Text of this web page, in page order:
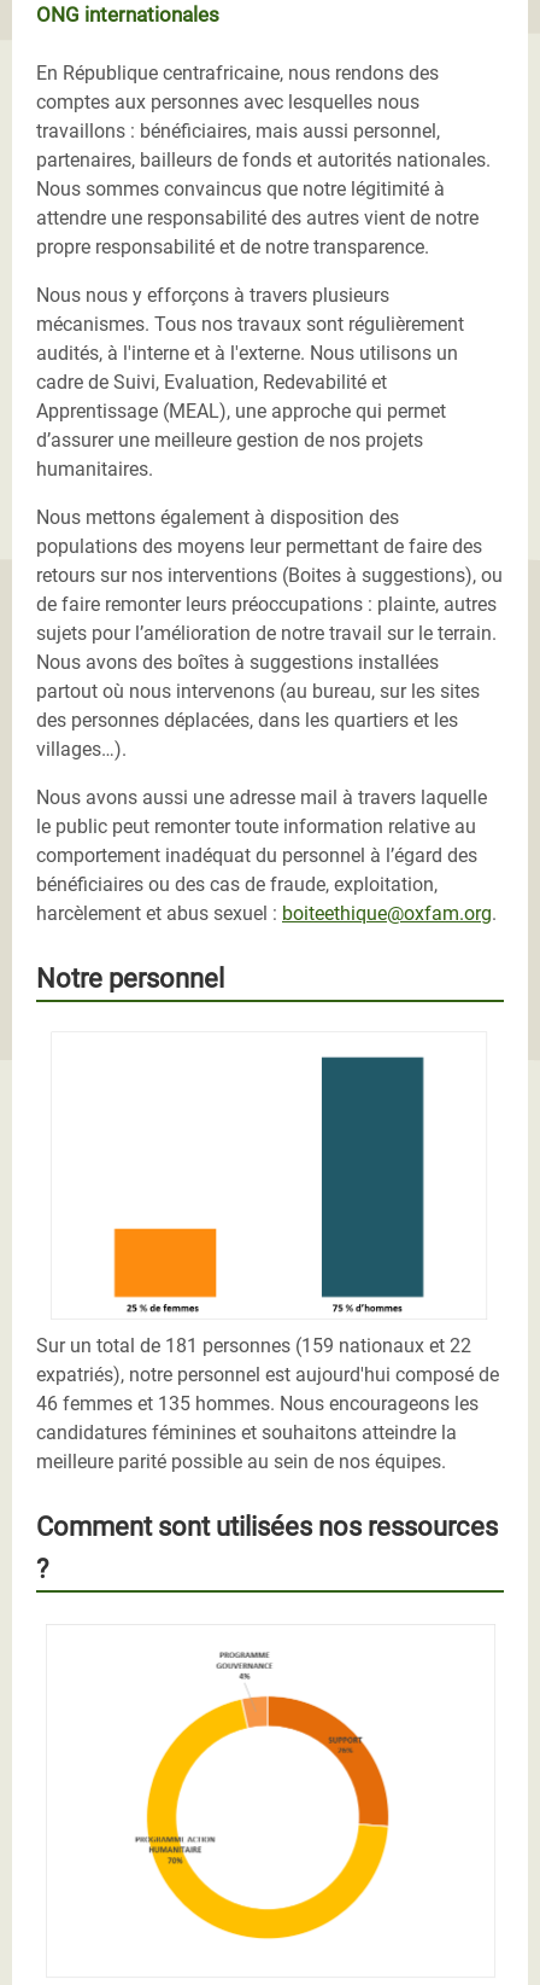
ONG internationales
En République centrafricaine, nous rendons des
comptes aux personnes avec lesquelles nous
travaillons : bénéficiaires, mais aussi personnel,
partenaires, bailleurs de fonds et autorités nationales.
Nous sommes convaincus que notre légitimité à
attendre une responsabilité des autres vient de notre
propre responsabilité et de notre transparence.
Nous nous y efforçons à travers plusieurs
mécanismes. Tous nos travaux sont régulièrement
audités, à l'interne et à l'externe. Nous utilisons un
cadre de Suivi, Evaluation, Redevabilité et
Apprentissage (MEAL), une approche qui permet
d’assurer une meilleure gestion de nos projets
humanitaires.
Nous mettons également à disposition des
populations des moyens leur permettant de faire des
retours sur nos interventions (Boites à suggestions), ou
de faire remonter leurs préoccupations : plainte, autres
sujets pour l’amélioration de notre travail sur le terrain.
Nous avons des boîtes à suggestions installées
partout où nous intervenons (au bureau, sur les sites
des personnes déplacées, dans les quartiers et les
villages…).
Nous avons aussi une adresse mail à travers laquelle
le public peut remonter toute information relative au
comportement inadéquat du personnel à l’égard des
bénéficiaires ou des cas de fraude, exploitation,
harcèlement et abus sexuel : boiteethique@oxfam.org.
Notre personnel
Sur un total de 181 personnes (159 nationaux et 22
expatriés), notre personnel est aujourd'hui composé de
46 femmes et 135 hommes. Nous encourageons les
candidatures féminines et souhaitons atteindre la
meilleure parité possible au sein de nos équipes.
Comment sont utilisées nos ressources
?
Graphique - Utilisation des ressources au 5
septembre 2019